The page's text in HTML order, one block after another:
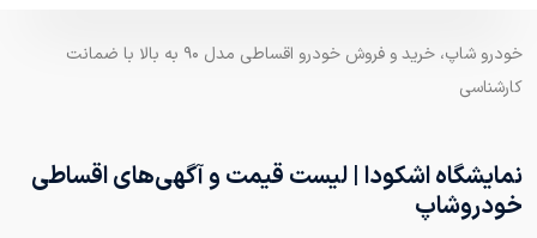
خودرو شاپ، خرید و فروش خودرو اقساطی مدل ۹۰ به بالا با ضمانت
کارشناسی
نمایشگاه اشکودا | لیست قیمت و آگهی‌های اقساطی
خودروشاپ